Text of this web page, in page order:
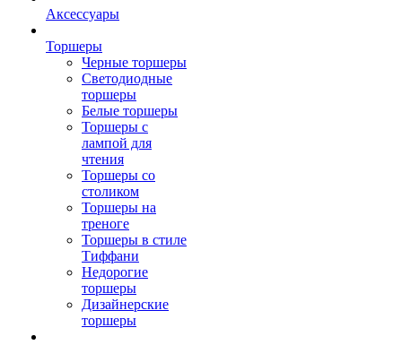
Аксессуары
Торшеры
Черные торшеры
Светодиодные
торшеры
Белые торшеры
Торшеры с
лампой для
чтения
Торшеры со
столиком
Торшеры на
треноге
Торшеры в стиле
Тиффани
Недорогие
торшеры
Дизайнерские
торшеры